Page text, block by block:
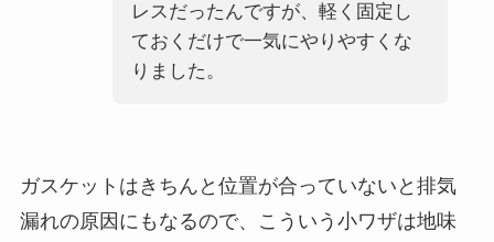
レスだったんですが、軽く固定し
ておくだけで一気にやりやすくな
りました。
ガスケットはきちんと位置が合っていないと排気
漏れの原因にもなるので、こういう小ワザは地味